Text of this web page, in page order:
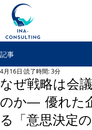
記事
なぜ戦略は会
のか― 優れた
る「意思決定
4月16日 読了時間: 3分